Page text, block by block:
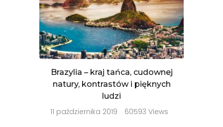
Brazylia – kraj tańca, cudownej
natury, kontrastów i pięknych
ludzi
11 października 2019 60593 Views